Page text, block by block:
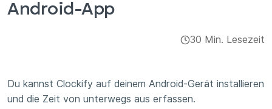
Integrationen & Add-ons
Android-App
30 Min. Lesezeit
Du kannst Clockify auf deinem Android-Gerät installieren
und die Zeit von unterwegs aus erfassen.